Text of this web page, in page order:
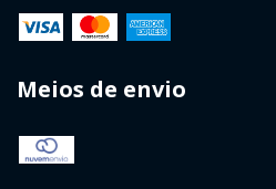
Meios de envio